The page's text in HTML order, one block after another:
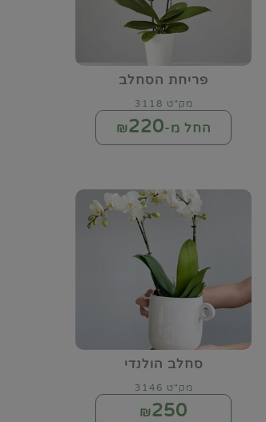
פריחת הסחלב
מק"ט 3118
החל מ-₪220
סחלב הולנדי
מק"ט 3146
₪250